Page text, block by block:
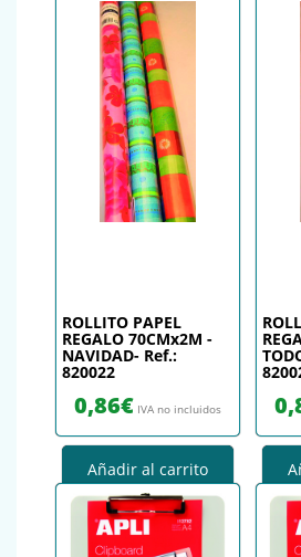
ROLLITO PAPEL
REGALO 70CMx2M -
NAVIDAD- Ref.:
820022
0,86€ IVA no incluidos
Añadir al carrito